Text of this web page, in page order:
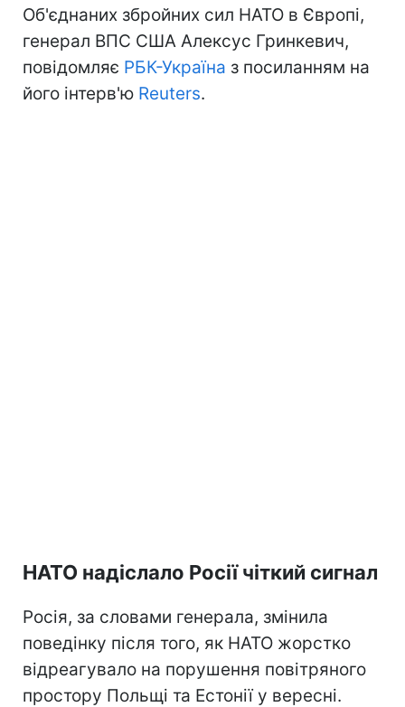
Об'єднаних збройних сил НАТО в Європі,
генерал ВПС США Алексус Гринкевич,
повідомляє РБК-Україна з посиланням на
його інтерв'ю Reuters.
НАТО надіслало Росії чіткий сигнал
Росія, за словами генерала, змінила
поведінку після того, як НАТО жорстко
відреагувало на порушення повітряного
простору Польщі та Естонії у вересні.